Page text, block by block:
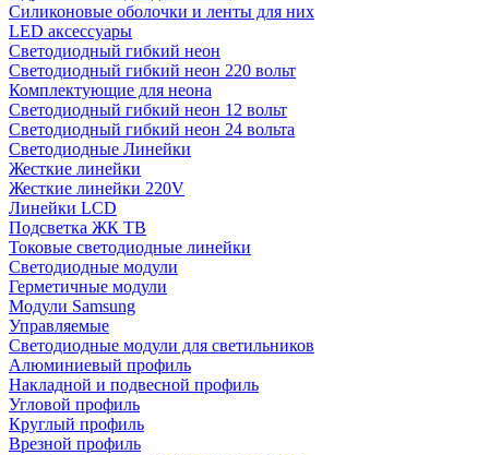
Силиконовые оболочки и ленты для них
LED аксессуары
Светодиодный гибкий неон
Светодиодный гибкий неон 220 вольт
Комплектующие для неона
Светодиодный гибкий неон 12 вольт
Светодиодный гибкий неон 24 вольта
Светодиодные Линейки
Жесткие линейки
Жесткие линейки 220V
Линейки LCD
Подсветка ЖК ТВ
Токовые светодиодные линейки
Светодиодные модули
Герметичные модули
Модули Samsung
Управляемые
Светодиодные модули для светильников
Алюминиевый профиль
Накладной и подвесной профиль
Угловой профиль
Круглый профиль
Врезной профиль